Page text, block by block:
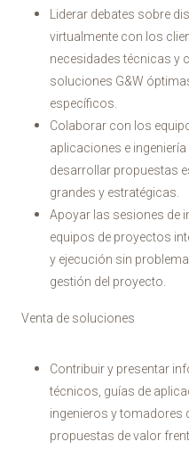
Liderar debates sobre
virtualmente con los
necesidades técnicas y
soluciones G&W
específicos.
Colaborar con los
aplicaciones e
desarrollar propuestas
grandes y estratégicas.
Apoyar las sesiones de
equipos de proyectos
y ejecución sin
gestión del proyecto.
Venta de soluciones
Contribuir y presentar
técnicos, guías de
ingenieros y tomadores
propuestas de valor